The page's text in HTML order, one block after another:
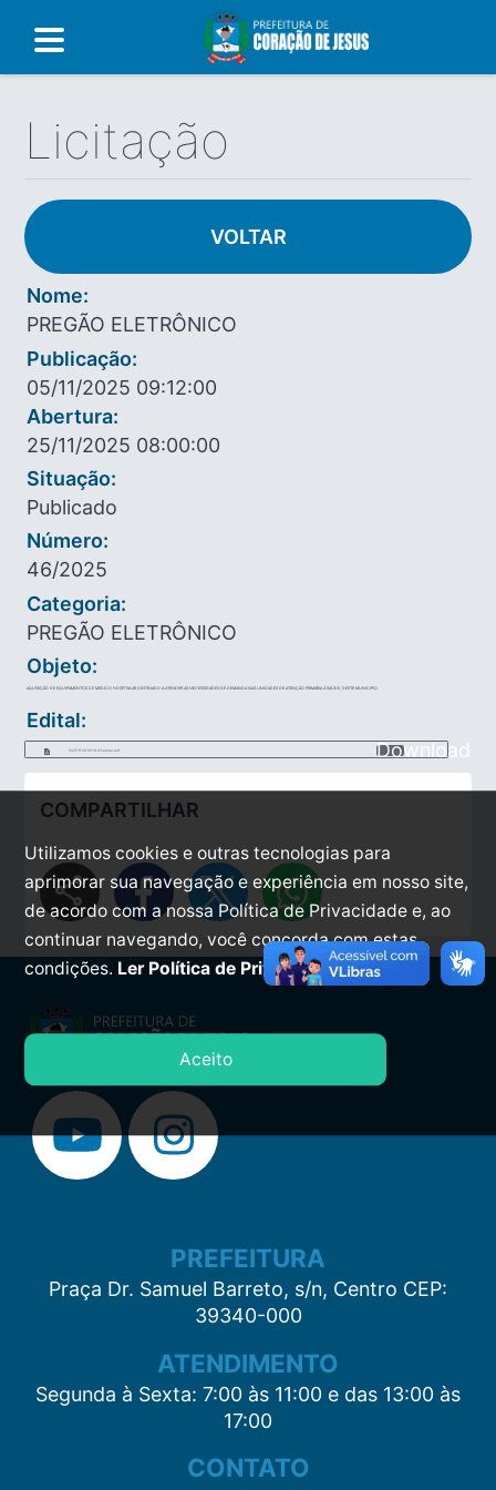
Licitação
VOLTAR
Nome:
PREGÃO ELETRÔNICO
Publicação:
05/11/2025 09:12:00
Abertura:
25/11/2025 08:00:00
Situação:
Publicado
Número:
46/2025
Categoria:
PREGÃO ELETRÔNICO
Objeto:
AQUISIÇÃO DE EQUIPAMENTOS DE MEDICO HOSPITALAR DESTINADO A ATENDER AS NECESSIDADES DE DEMANDA NAS UNIDADES DE ATENÇÃO PRIMÁRIA Á SAÚDE, DESTE MUNICIPIO.
Edital:
2025-11-06-09-13-23-edital.pdf Download
COMPARTILHAR
share
PREFEITURA
Praça Dr. Samuel Barreto, s/n, Centro CEP:
39340-000
ATENDIMENTO
Segunda à Sexta: 7:00 às 11:00 e das 13:00 às
17:00
CONTATO
Utilizamos cookies e outras tecnologias para
aprimorar sua navegação e experiência em nosso site,
de acordo com a nossa Política de Privacidade e, ao
continuar navegando, você concorda com estas
condições. Ler Política de Privacidade.
Aceito